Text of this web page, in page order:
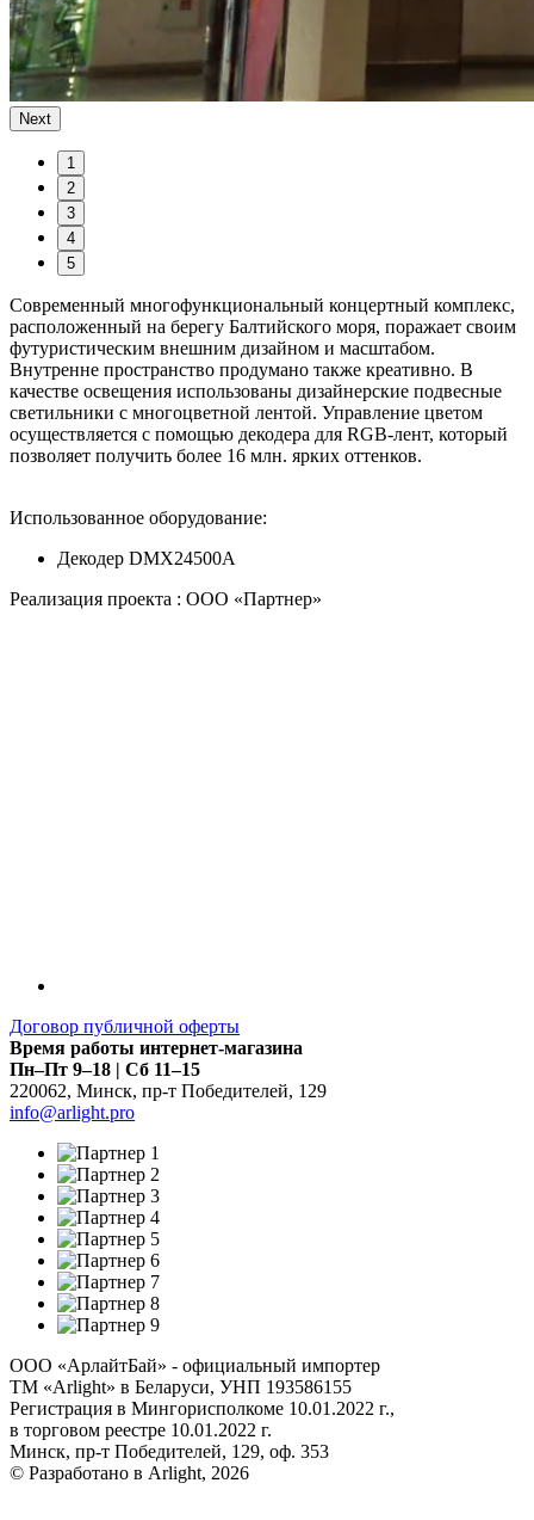
Next
1
2
3
4
5
Современный многофункциональный концертный комплекс,
расположенный на берегу Балтийского моря, поражает своим
футуристическим внешним дизайном и масштабом.
Внутренне пространство продумано также креативно. В
качестве освещения использованы дизайнерские подвесные
светильники с многоцветной лентой. Управление цветом
осуществляется с помощью декодера для RGB-лент, который
позволяет получить более 16 млн. ярких оттенков.
Использованное оборудование:
Декодер DMX24500A
Реализация проекта : ООО «Партнер»
Договор публичной оферты
Время работы интернет-магазина
Пн–Пт 9–18 | Сб 11–15
220062, Минск, пр-т Победителей, 129
info@arlight.pro
ООО «АрлайтБай» - официальный импортер
ТМ «Arlight» в Беларуси, УНП 193586155
Регистрация в Мингорисполкоме 10.01.2022 г.,
в торговом реестре 10.01.2022 г.
Минск, пр-т Победителей, 129, оф. 353
© Разработано в Arlight, 2026